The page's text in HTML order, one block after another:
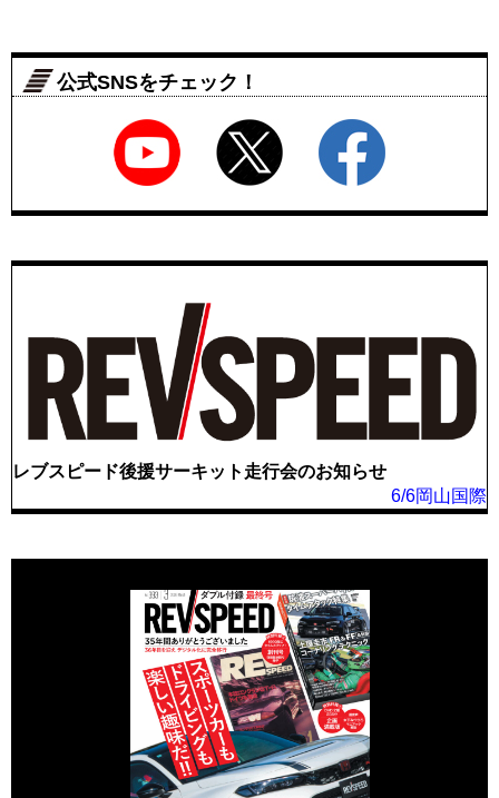
公式SNSをチェック！
レブスピード後援サーキット走行会のお知らせ
6/6岡山国際